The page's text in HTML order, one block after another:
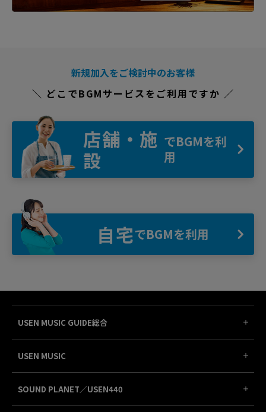
新規加入をご検討中のお客様
＼ どこでBGMサービスをご利用ですか ／
店舗・施
設
でBGMを利
用
自宅でBGMを利用
USEN MUSIC GUIDE総合
USEN MUSIC
SOUND PLANET／USEN440